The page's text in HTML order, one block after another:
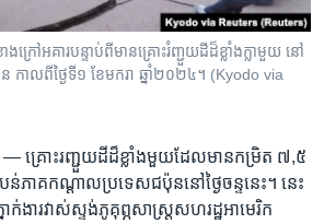
ង​ក្រៅ​អគារ​បន្ទាប់​ពី​មាន​គ្រោះ​រំញ្ជួយដី​ដ៏​ខ្លាំងក្លា​មួយ នៅ​
កាលពីថ្ងៃទី១ ខែមករា ឆ្នាំ២០២៤។ (Kyodo via
— គ្រោះ​រញ្ជួយ​ដីដ៏​ខ្លាំង​មួយ​ដែលមាន​កម្រិត ​៧,៥ ​
ភាគកណ្តាល​ប្រទេស​ជប៉ុន​នៅ​ថ្ងៃ​ចន្ទ​នេះ។ នេះ​
ក់ងារវាស់ស្ទង់​ភូគុព្ភសាស្រ្ត​សហរដ្ឋ​អាមេរិក